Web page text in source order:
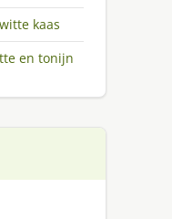
kaas
en tonijn